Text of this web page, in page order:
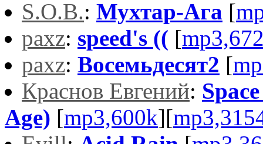
S.O.B.: Мухтар-Ага [
paxz: speed's (( [
paxz: Восемьдесят2 [
Краснов Евгений:
Age) [mp3,600k][